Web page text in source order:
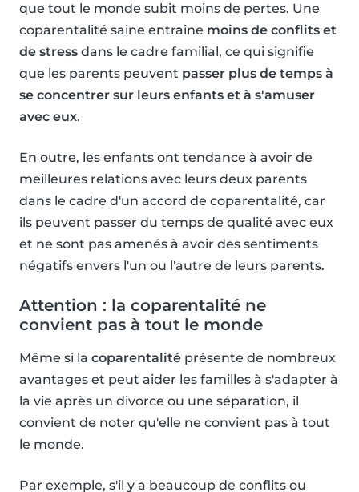
que tout le monde subit moins de pertes. Une
coparentalité saine entraîne moins de conflits et
de stress dans le cadre familial, ce qui signifie
que les parents peuvent passer plus de temps à
se concentrer sur leurs enfants et à s'amuser
avec eux.
En outre, les enfants ont tendance à avoir de
meilleures relations avec leurs deux parents
dans le cadre d'un accord de coparentalité, car
ils peuvent passer du temps de qualité avec eux
et ne sont pas amenés à avoir des sentiments
négatifs envers l'un ou l'autre de leurs parents.
Attention : la coparentalité ne
convient pas à tout le monde
Même si la coparentalité présente de nombreux
avantages et peut aider les familles à s'adapter à
la vie après un divorce ou une séparation, il
convient de noter qu'elle ne convient pas à tout
le monde.
Par exemple, s'il y a beaucoup de conflits ou